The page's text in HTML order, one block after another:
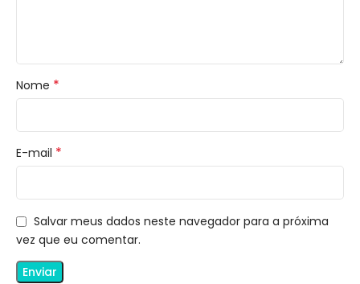
Nome *
E-mail *
Salvar meus dados neste navegador para a próxima
vez que eu comentar.